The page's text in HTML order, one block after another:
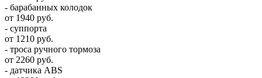
- барабанных колодок
от 1940 руб.
- суппорта
от 1210 руб.
- троса ручного тормоза
от 2260 руб.
- датчика ABS